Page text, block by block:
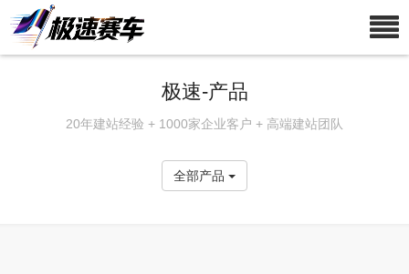
极速-产品
20年建站经验 + 1000家企业客户 + 高端建站团队
全部产品